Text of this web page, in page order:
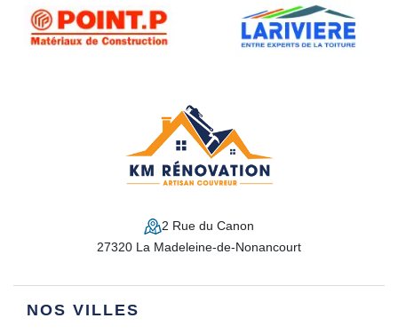
2 Rue du Canon
27320 La Madeleine-de-Nonancourt
NOS VILLES